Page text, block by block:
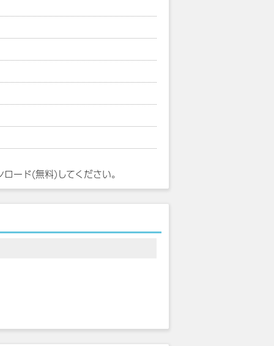
ロード(無料)してください。